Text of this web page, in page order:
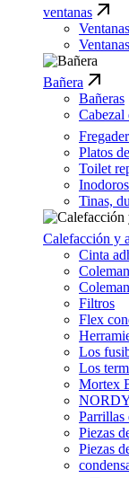
ventanas
Bañera
Bañeras
Cabezal
Platos
Toilet
Tinas,
Calefacción y
Cinta
Filtros
Flex
Los
Los
Mortex
Parrillas
Piezas
Piezas